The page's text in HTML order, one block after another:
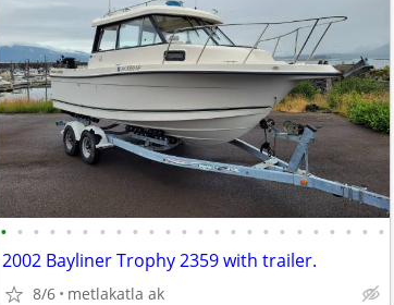
• • • • • • • • • • • • • • • • • • • • • • • •
2002 Bayliner Trophy 2359 with trailer.
8/6 metlakatla ak